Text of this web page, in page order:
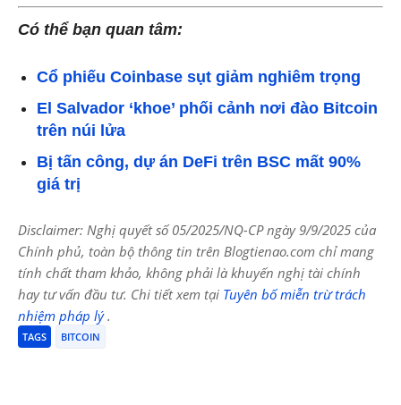
Có thể bạn quan tâm:
Cổ phiếu Coinbase sụt giảm nghiêm trọng
El Salvador ‘khoe’ phối cảnh nơi đào Bitcoin
trên núi lửa
Bị tấn công, dự án DeFi trên BSC mất 90%
giá trị
Disclaimer: Nghị quyết số 05/2025/NQ-CP ngày 9/9/2025 của
Chính phủ, toàn bộ thông tin trên Blogtienao.com chỉ mang
tính chất tham khảo, không phải là khuyến nghị tài chính
hay tư vấn đầu tư. Chi tiết xem tại Tuyên bố miễn trừ trách
nhiệm pháp lý.
TAGS BITCOIN